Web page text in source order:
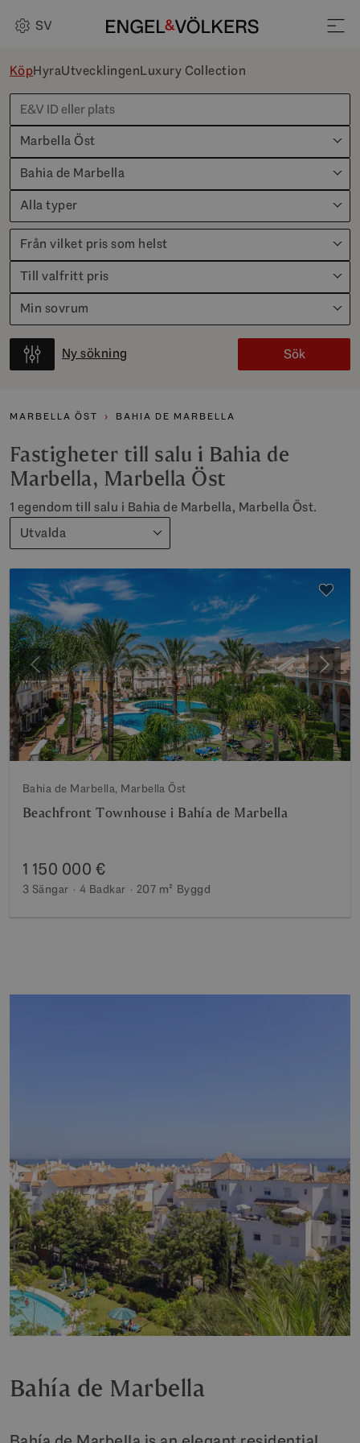
SV
KöpHyraUtvecklingenLuxury Collection
Marbella Öst
Bahia de Marbella
Alla typer
Från vilket pris som helst
Till valfritt pris
Min sovrum
Ny sökning Sök
MARBELLA ÖST BAHIA DE MARBELLA
Fastigheter till salu i Bahia de
Marbella, Marbella Öst
1 egendom till salu i Bahia de Marbella, Marbella Öst.
Utvalda
Föregående Nästa
Bahia de Marbella, Marbella Öst
Beachfront Townhouse i Bahía de Marbella
1 150 000 €
3 Sängar 4 Badkar 207 m² Byggd
Bahía de Marbella